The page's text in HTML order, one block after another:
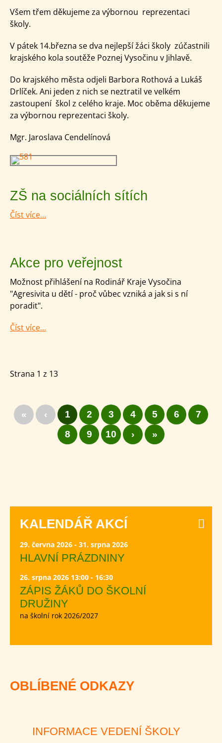
Všem třem děkujeme za výbornou reprezentaci
školy.
V pátek 14.března se dva nejlepší žáci školy zúčastnili
krajského kola soutěže Poznej Vysočinu v Jihlavě.
Do krajského města odjeli Barbora Rothová a Lukáš
Drlíček. Ani jeden z nich se neztratil ve velkém
zastoupení škol z celého kraje. Moc oběma děkujeme
za výbornou reprezentaci školy.
Mgr. Jaroslava Cendelínová
ZŠ na sociálních sítích
Číst více...
Akce pro veřejnost
Možnost přihlášení na Rodinář Kraje Vysočina
"Agresivita u dětí - proč vůbec vzniká a jak si s ní
poradit".
Číst více...
Strana 1 z 13
« ‹ 1 2 3 4 5 6
7
8
9 10 › »
KALENDÁŘ AKCÍ
29. června 2026 - 31. srpna 2026
HLAVNÍ PRÁZDNINY
26. srpna 2026 13:00 - 16:30
ZÁPIS ŽÁKŮ DO ŠKOLNÍ
DRUŽINY
na školní rok 2026/2027
OBLÍBENÉ ODKAZY
INFORMACE VEDENÍ ŠKOLY